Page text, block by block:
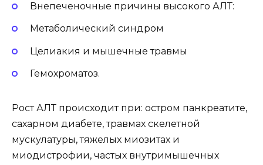
Внепеченочные причины высокого АЛТ:
Метаболический синдром
Целиакия и мышечные травмы
Гемохроматоз.
Рост АЛТ происходит при: остром панкреатите,
сахарном диабете, травмах скелетной
мускулатуры, тяжелых миозитах и
миодистрофии, частых внутримышечных